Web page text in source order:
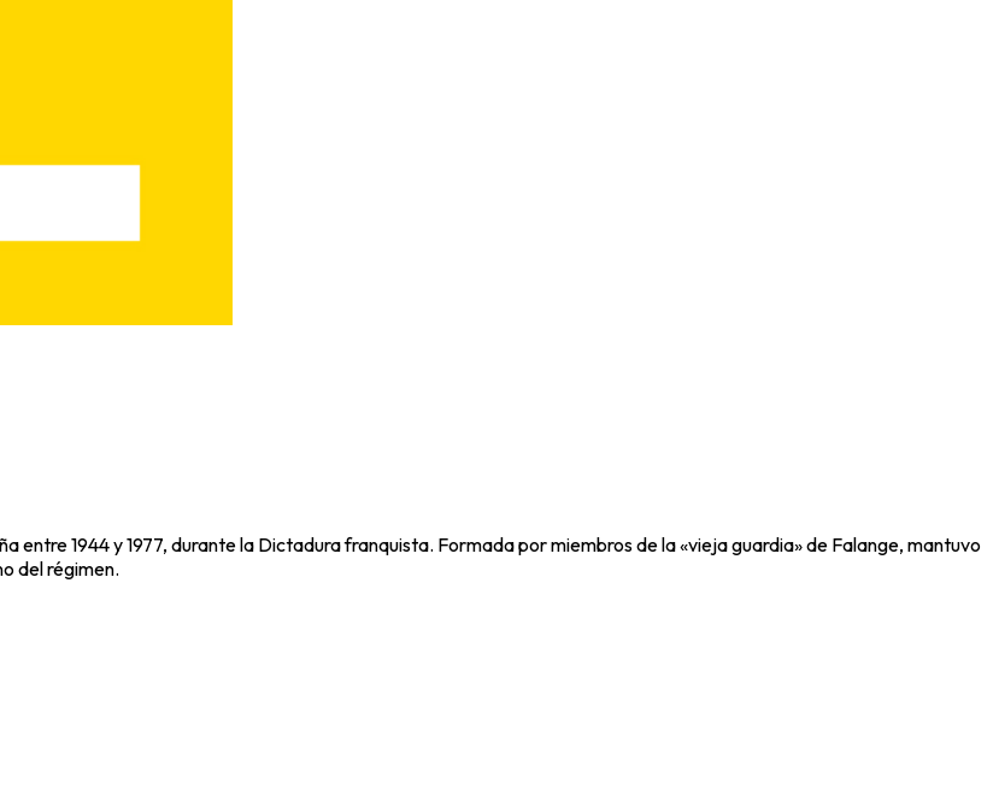
entre 1944 y 1977, durante la Dictadura franquista. Formada por miembros de la «vieja guardia» de Falange, mantuvo
del régimen.